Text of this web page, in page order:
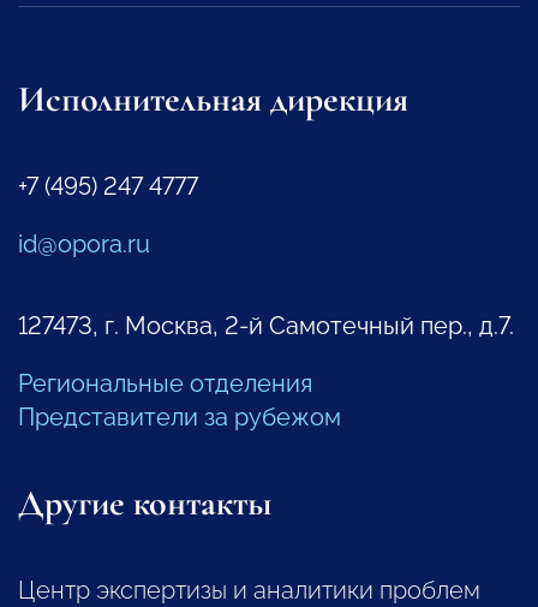
Исполнительная дирекция
+7 (495) 247 4777
id@opora.ru
127473, г. Москва, 2-й Самотечный пер., д.7.
Региональные отделения
Представители за рубежом
Другие контакты
Центр экспертизы и аналитики проблем